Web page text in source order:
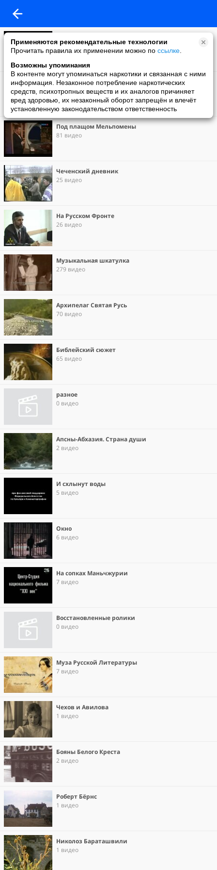
Применяются рекомендательные технологии
Прочитать правила их применении можно по ссылке
Возможны упоминания
В контенте могут упоминаться наркотики и связанная с ними
информация. Незаконное потребление наркотических
средств, психотропных веществ и их аналогов причиняет
вред здоровью, их незаконный оборот запрещён и влечёт
установленную законодательством ответственность
318 видео
Под пятою Иуды...
93 видео
Под плащом Мельпомены
81 видео
Чеченский дневник
25 видео
На Русском Фронте
26 видео
Музыкальная шкатулка
279 видео
Архипелаг Святая Русь
70 видео
Библейский сюжет
65 видео
разное
0 видео
Апсны-Абхазия. Страна души
2 видео
И схлынут воды
5 видео
Окно
6 видео
На сопках Маньчжурии
7 видео
Восстановленные ролики
0 видео
Муза Русской Литературы
7 видео
Чехов и Авилова
1 видео
Бояны Белого Креста
2 видео
Роберт Бёрнс
1 видео
Николоз Бараташвили
1 видео